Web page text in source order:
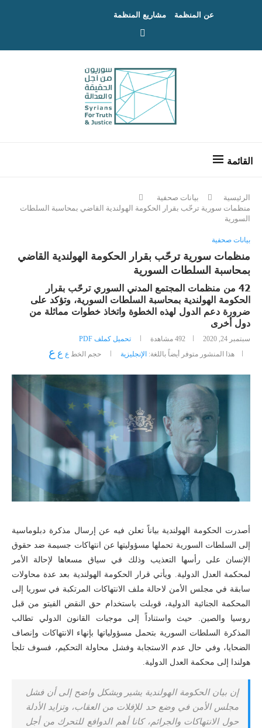
عن المنظمة مشاريع المنظمة
الرئيسية
بيانات صحفية
منظمات سورية ترحّب بقرار الحكومة الهولندية القاضي بمحاسبة السلطات
السورية
بيانات صحفية
منظمات سورية ترحّب بقرار الحكومة الهولندية القاضي
بمحاسبة السلطات السورية
42 من منظمات المجتمع المدني السوري ترحّب بقرار
الحكومة الهولندية بمحاسبة السلطات السورية، وتؤكد على
ضرورة دعم الدول لهذه الخطوة واتخاذ خطوات مماثلة من
دول أخرى
سبتمبر 24, 2020 492 مشاهدة
تحميل كملف PDF
هذا المنشور متوفر أيضاً باللغة: الإنجليزية حجم الخط ع ع ع
أصدرت الحكومة الهولندية بياناً تعلن فيه عن إرسال مذكرة دبلوماسية
إلى السلطات السورية تحملها مسؤوليتها عن انتهاكات جسيمة ضد حقوق
الإنسان على رأسها التعذيب وذلك في سياق مسعاها لإحالة الأمر
لمحكمة العدل الدولية. ويأتي قرار الحكومة الهولندية بعد عدة محاولات
سابقة في مجلس الأمن لاحالة ملف الانتهاكات المرتكبة في سوريا إلى
المحكمة الجنائية الدولية، قوبلت باستخدام حق النقض الفيتو من قبل
روسيا والصين. حيث واستناداً إلى موجبات القانون الدولي تطالب
المذكرة السلطات السورية بتحمل مسؤولياتها بإنهاء الانتهاكات وإنصاف
الضحايا، وفي حال عدم الاستجابة وفشل محاولة التحكيم، فسوف تلجأ
هولندا إلى محكمة العدل الدولية.
إن بيان الحكومة الهولندية يشير وبشكل واضح إلى أن فشل
مجلس الأمن في وضع حد للإفلات من العقاب، وتزايد الأدلة
حول الانتهاكات والجرائم، كانا أهم الدوافع للتحرك من أجل